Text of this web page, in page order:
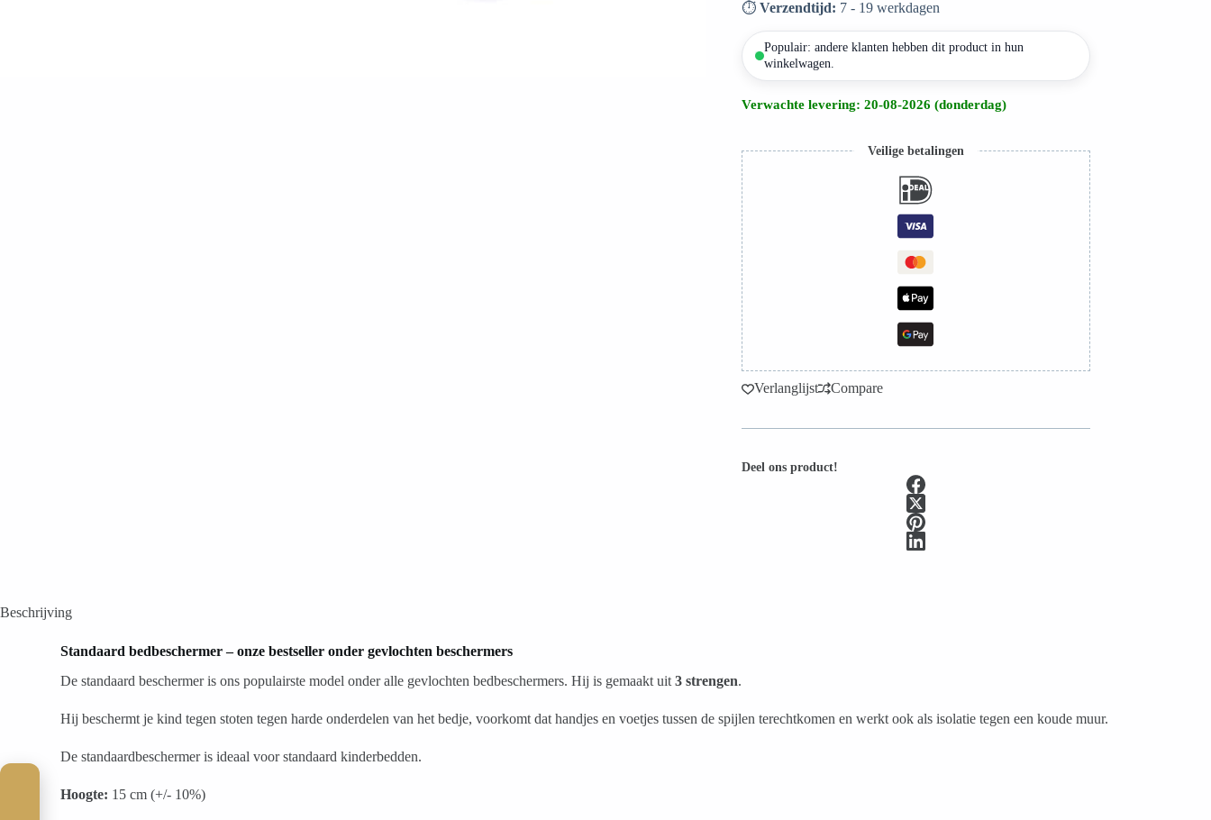
⏱️ Verzendtijd: 7 - 19 werkdagen
Populair: andere klanten hebben dit product in hun
winkelwagen.
Verwachte levering: 20-08-2026 (donderdag)
Veilige betalingen
Verlanglijst Compare
Deel ons product!
Beschrijving
Standaard bedbeschermer – onze bestseller onder gevlochten beschermers
De standaard beschermer is ons populairste model onder alle gevlochten bedbeschermers. Hij is gemaakt uit3 strengen.
Hij beschermt je kind tegen stoten tegen harde onderdelen van het bedje, voorkomt dat handjes en voetjes tussen de spijlen terechtkomen en werkt ook als isolatie tegen een koude muur.
De standaardbeschermer is ideaal voor standaard kinderbedden.
Hoogte: 15 cm (+/- 10%)